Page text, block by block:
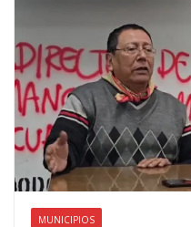
MUNICIPIOS